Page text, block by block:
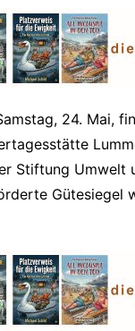
24. Mai,
Stiftung Umwelt
Gütesiegel